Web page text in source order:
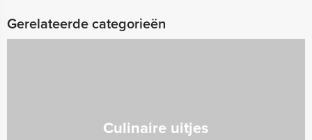
Gerelateerde categorieën
Culinaire uitjes